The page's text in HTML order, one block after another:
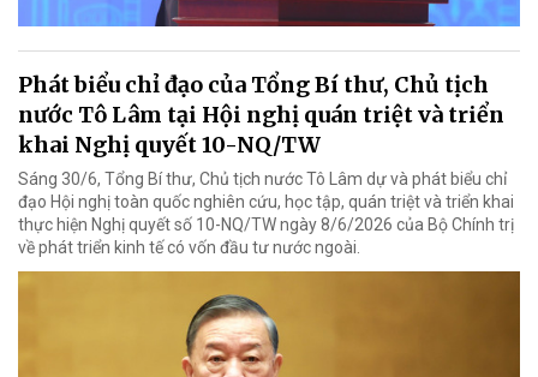
Phát biểu chỉ đạo của Tổng Bí thư, Chủ tịch
nước Tô Lâm tại Hội nghị quán triệt và triển
khai Nghị quyết 10-NQ/TW
Sáng 30/6, Tổng Bí thư, Chủ tịch nước Tô Lâm dự và phát biểu chỉ
đạo Hội nghị toàn quốc nghiên cứu, học tập, quán triệt và triển khai
thực hiện Nghị quyết số 10-NQ/TW ngày 8/6/2026 của Bộ Chính trị
về phát triển kinh tế có vốn đầu tư nước ngoài.